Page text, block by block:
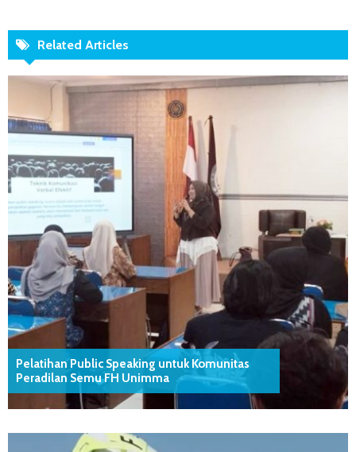
Related Articles
Pelatihan Public Speaking untuk Komunitas
Peradilan Semu FH Unimma